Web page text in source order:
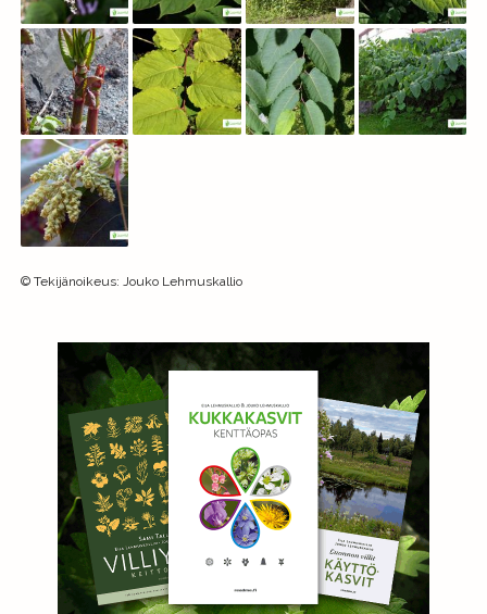
© Tekijänoikeus: Jouko Lehmuskallio